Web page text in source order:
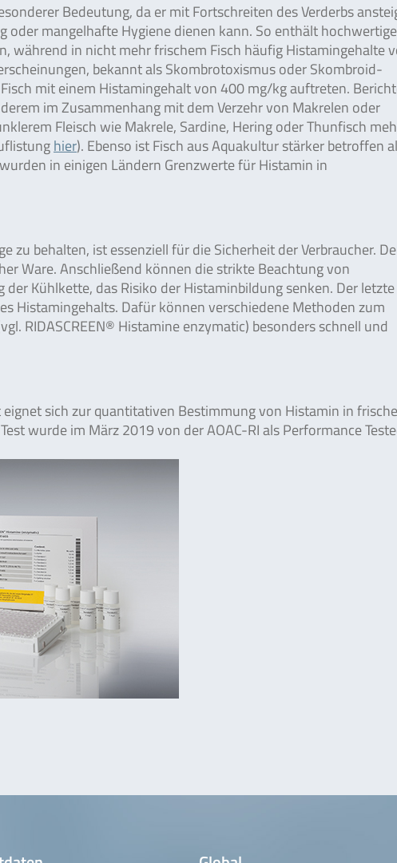
Bedeutung, da er mit Fortschreiten des Verderbs
mangelhafte Hygiene dienen kann. So enthält
während in nicht mehr frischem Fisch häufig Histamingehalte
bekannt als Skombrotoxismus oder Skombroid-
mit einem Histamingehalt von 400 mg/kg auftreten.
im Zusammenhang mit dem Verzehr von Makrelen oder
Fleisch wie Makrele, Sardine, Hering oder Thunfisch
hier). Ebenso ist Fisch aus Aquakultur stärker betroffen
in einigen Ländern Grenzwerte für Histamin in
zu behalten, ist essenziell für die Sicherheit der Verbraucher.
Ware. Anschließend können die strikte Beachtung von
Kühlkette, das Risiko der Histaminbildung senken. Der letzte
Histamingehalts. Dafür können verschiedene Methoden zum
RIDASCREEN® Histamine enzymatic) besonders schnell und
sich zur quantitativen Bestimmung von Histamin in
wurde im März 2019 von der AOAC-RI als Performance